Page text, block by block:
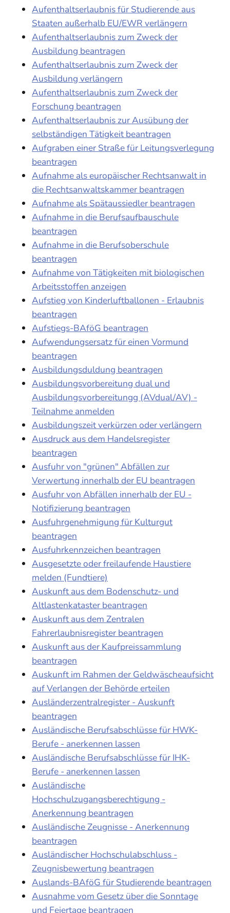
Aufenthaltserlaubnis für Studierende aus
Staaten außerhalb EU/EWR verlängern
Aufenthaltserlaubnis zum Zweck der
Ausbildung beantragen
Aufenthaltserlaubnis zum Zweck der
Ausbildung verlängern
Aufenthaltserlaubnis zum Zweck der
Forschung beantragen
Aufenthaltserlaubnis zur Ausübung der
selbständigen Tätigkeit beantragen
Aufgraben einer Straße für Leitungsverlegung
beantragen
Aufnahme als europäischer Rechtsanwalt in
die Rechtsanwaltskammer beantragen
Aufnahme als Spätaussiedler beantragen
Aufnahme in die Berufsaufbauschule
beantragen
Aufnahme in die Berufsoberschule
beantragen
Aufnahme von Tätigkeiten mit biologischen
Arbeitsstoffen anzeigen
Aufstieg von Kinderluftballonen - Erlaubnis
beantragen
Aufstiegs-BAföG beantragen
Aufwendungsersatz für einen Vormund
beantragen
Ausbildungsduldung beantragen
Ausbildungsvorbereitung dual und
Ausbildungsvorbereitungg (AVdual/AV) -
Teilnahme anmelden
Ausbildungszeit verkürzen oder verlängern
Ausdruck aus dem Handelsregister
beantragen
Ausfuhr von "grünen" Abfällen zur
Verwertung innerhalb der EU beantragen
Ausfuhr von Abfällen innerhalb der EU -
Notifizierung beantragen
Ausfuhrgenehmigung für Kulturgut
beantragen
Ausfuhrkennzeichen beantragen
Ausgesetzte oder freilaufende Haustiere
melden (Fundtiere)
Auskunft aus dem Bodenschutz- und
Altlastenkataster beantragen
Auskunft aus dem Zentralen
Fahrerlaubnisregister beantragen
Auskunft aus der Kaufpreissammlung
beantragen
Auskunft im Rahmen der Geldwäscheaufsicht
auf Verlangen der Behörde erteilen
Ausländerzentralregister - Auskunft
beantragen
Ausländische Berufsabschlüsse für HWK-
Berufe - anerkennen lassen
Ausländische Berufsabschlüsse für IHK-
Berufe - anerkennen lassen
Ausländische
Hochschulzugangsberechtigung -
Anerkennung beantragen
Ausländische Zeugnisse - Anerkennung
beantragen
Ausländischer Hochschulabschluss -
Zeugnisbewertung beantragen
Auslands-BAföG für Studierende beantragen
Ausnahme vom Gesetz über die Sonntage
und Feiertage beantragen